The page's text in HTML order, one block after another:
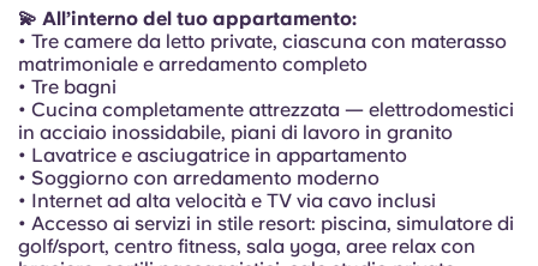
Portuguese
💫 All’interno del tuo appartamento:
• Tre camere da letto private, ciascuna con materasso
matrimoniale e arredamento completo
• Tre bagni
• Cucina completamente attrezzata — elettrodomestici
in acciaio inossidabile, piani di lavoro in granito
• Lavatrice e asciugatrice in appartamento
• Soggiorno con arredamento moderno
• Internet ad alta velocità e TV via cavo inclusi
• Accesso ai servizi in stile resort: piscina, simulatore di
golf/sport, centro fitness, sala yoga, aree relax con